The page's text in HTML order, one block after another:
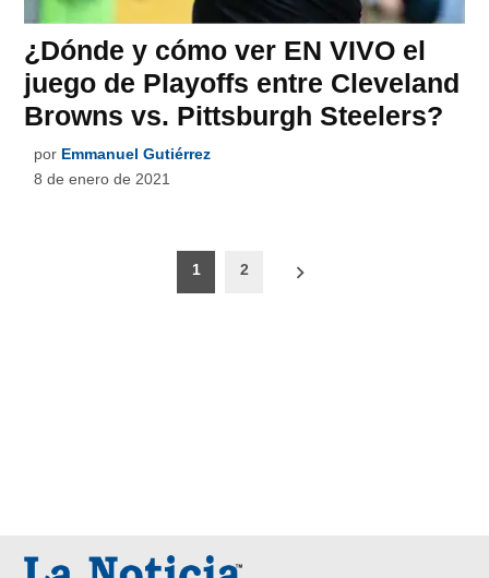
¿Dónde y cómo ver EN VIVO el
juego de Playoffs entre Cleveland
Browns vs. Pittsburgh Steelers?
por Emmanuel Gutiérrez
8 de enero de 2021
1 2